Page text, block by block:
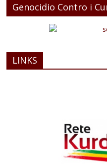
Genocidio Contro i
LINKS